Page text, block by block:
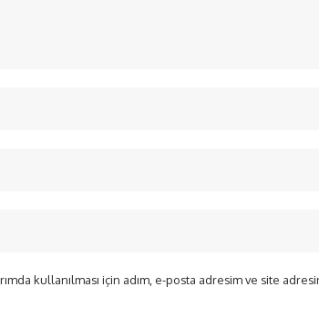
kullanılması için adım, e-posta adresim ve site